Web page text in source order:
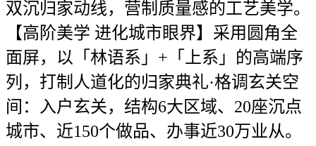
双沉归家动线，营制质量感的工艺美学。
【高阶美学 进化城市眼界】采用圆角全
面屏，以「林语系」+「上系」的高端序
列，打制人道化的归家典礼·格调玄关空
间：入户玄关，结构6大区域、20座沉点
城市、近150个做品、办事近30万业从。